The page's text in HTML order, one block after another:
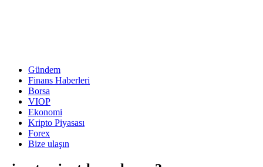
Gündem
Finans Haberleri
Borsa
VIOP
Ekonomi
Kripto Piyasası
Forex
Bize ulaşın